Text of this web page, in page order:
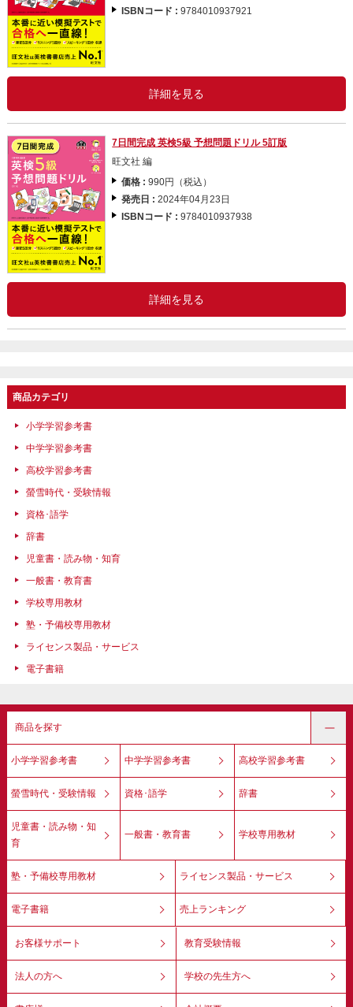
ISBNコード :9784010937921
詳細を見る
7日間完成 英検5級 予想問題ドリル 5訂版
旺文社 編
価格 :990円（税込）
発売日 :2024年04月23日
ISBNコード :9784010937938
詳細を見る
商品カテゴリ
小学学習参考書
中学学習参考書
高校学習参考書
螢雪時代・受験情報
資格･語学
辞書
児童書・読み物・知育
一般書・教育書
学校専用教材
塾・予備校専用教材
ライセンス製品・サービス
電子書籍
商品を探す
小学学習参考書 中学学習参考書 高校学習参考書
螢雪時代・受験情報 資格･語学 辞書
児童書・読み物・知
育
一般書・教育書 学校専用教材
塾・予備校専用教材 ライセンス製品・サービス
電子書籍 売上ランキング
お客様サポート 教育受験情報
法人の方へ 学校の先生方へ